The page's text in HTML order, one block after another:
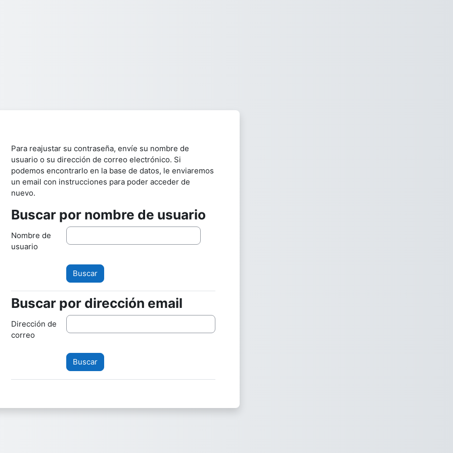
Para reajustar su contraseña, envíe su nombre de
usuario o su dirección de correo electrónico. Si
podemos encontrarlo en la base de datos, le enviaremos
un email con instrucciones para poder acceder de
nuevo.
Buscar por nombre de usuario
Buscar por nombre de usuario
Nombre de
usuario
Buscar por dirección email
Buscar por dirección email
Dirección de
correo